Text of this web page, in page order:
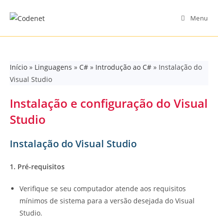
Menu
Início » Linguagens » C# » Introdução ao C# » Instalação do
Visual Studio
Instalação e configuração do Visual
Studio
Instalação do Visual Studio
1. Pré-requisitos
Verifique se seu computador atende aos requisitos
mínimos de sistema para a versão desejada do Visual
Studio.